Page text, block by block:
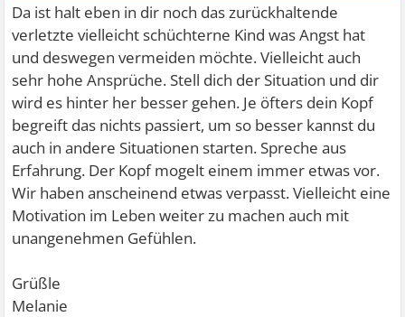
Da ist halt eben in dir noch das zurückhaltende
verletzte vielleicht schüchterne Kind was Angst hat
und deswegen vermeiden möchte. Vielleicht auch
sehr hohe Ansprüche. Stell dich der Situation und dir
wird es hinter her besser gehen. Je öfters dein Kopf
begreift das nichts passiert, um so besser kannst du
auch in andere Situationen starten. Spreche aus
Erfahrung. Der Kopf mogelt einem immer etwas vor.
Wir haben anscheinend etwas verpasst. Vielleicht eine
Motivation im Leben weiter zu machen auch mit
unangenehmen Gefühlen.
Grüßle
Melanie